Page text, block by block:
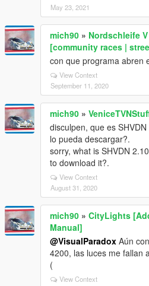
May 23, 2021
mich90 » Nordschleife
[community races |
con que programa abren
View Context
September 11, 2020
mich90 »
disculpen, que es
lo pueda descargar?.
sorry, what is SHVDN
to download it?.
View Context
August 31, 2020
mich90 » CityLights
Manual]
@VisualParadox Aún
4200, las luces me fallan
(
View Context